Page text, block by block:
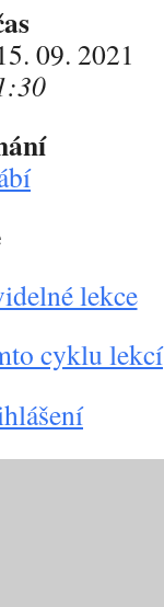
09. 2021
lekce
cyklu lekcí